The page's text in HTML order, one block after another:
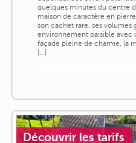
quelques minutes du centre
maison de caractère en
son cachet rare, ses volumes
environnement paisible avec
façade pleine de charme, la
[...]
Découvrir les tarifs